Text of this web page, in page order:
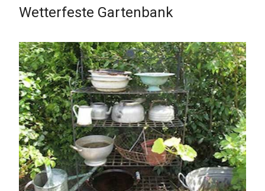
Wetterfeste Gartenbank